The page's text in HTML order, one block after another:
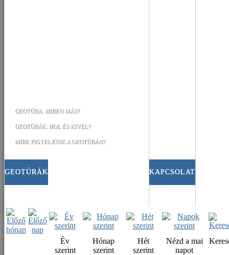
GEOTÚRÁK
GEOTÚRA: MIBEN MÁS?
GEOTÚRÁK: HOL ÉS KIVEL?
MIRE FIGYELJÜNK A GEOTÚRÁN?
KAPCSOLAT
Év
szerint
Hónap
szerint
Hét
szerint
Nézd a mai
napot